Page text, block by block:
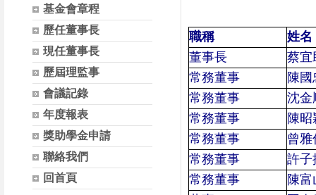
基金會章程
歷任董事長
現任董事長
歷屆理監事
會議記錄
年度報表
獎助學金申請
聯絡我們
回首頁
職稱
姓名
董事長
蔡宜
常務董事
陳國
常務董事
沈金
常務董事
陳昭
常務董事
曾雅
常務董事
許子
常務董事
陳富